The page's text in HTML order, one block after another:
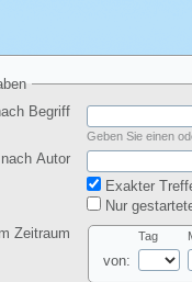
Begriff
Geben Sie einen
Autor
Exakter
Nur
Im Zeitraum
von:
Tag